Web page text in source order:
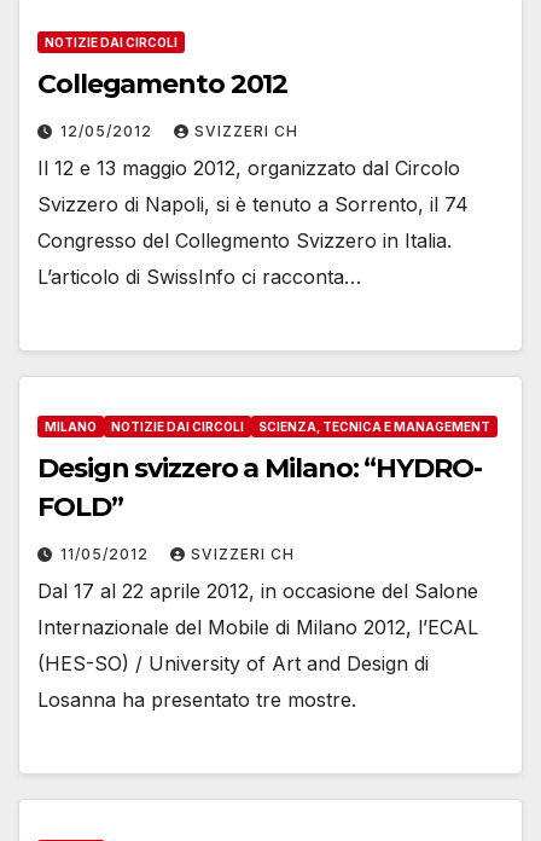
NOTIZIE DAI CIRCOLI
Collegamento 2012
12/05/2012 SVIZZERI CH
Il 12 e 13 maggio 2012, organizzato dal Circolo
Svizzero di Napoli, si è tenuto a Sorrento, il 74
Congresso del Collegmento Svizzero in Italia.
L’articolo di SwissInfo ci racconta…
MILANO NOTIZIE DAI CIRCOLI SCIENZA, TECNICA E MANAGEMENT
Design svizzero a Milano: “HYDRO-
FOLD”
11/05/2012 SVIZZERI CH
Dal 17 al 22 aprile 2012, in occasione del Salone
Internazionale del Mobile di Milano 2012, l’ECAL
(HES-SO) / University of Art and Design di
Losanna ha presentato tre mostre.